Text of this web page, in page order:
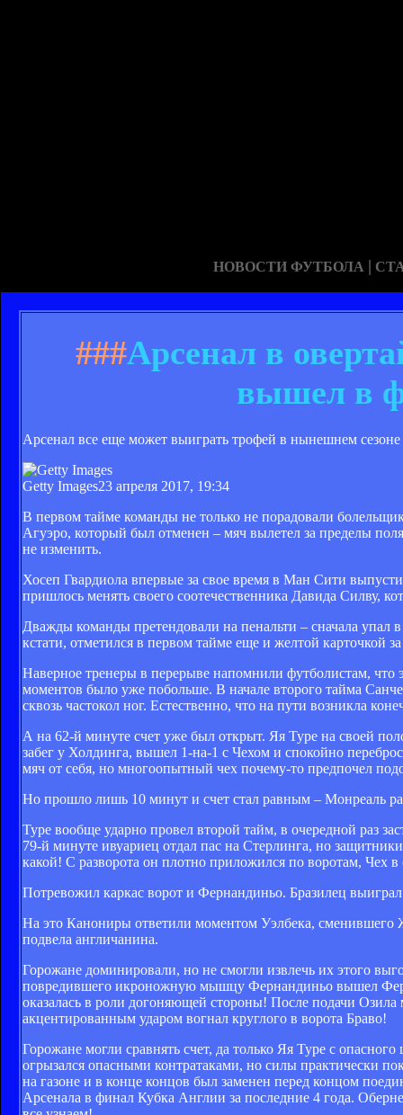
НОВОСТИ ФУТБОЛА |
###Арсенал в
вышел в
Арсенал все еще может выиграть трофей в нынешнем
Getty Images23 апреля 2017, 19:34
В первом тайме команды не только не порадовали
Агуэро, который был отменен – мяч вылетел за пределы
не изменить.
Хосеп Гвардиола впервые за свое время в Ман Сити
пришлось менять своего соотечественника Давида Силву,
Дважды команды претендовали на пенальти – сначала
кстати, отметился в первом тайме еще и желтой карточкой
Наверное тренеры в перерыве напомнили футболистам,
моментов было уже побольше. В начале второго тайма
сквозь частокол ног. Естественно, что на пути возникла
А на 62-й минуте счет уже был открыт. Яя Туре на своей
забег у Холдинга, вышел 1-на-1 с Чехом и спокойно
мяч от себя, но многоопытный чех почему-то предпочел
Но прошло лишь 10 минут и счет стал равным – Монреаль
Туре вообще ударно провел второй тайм, в очередной раз
79-й минуте ивуариец отдал пас на Стерлинга, но
какой! С разворота он плотно приложился по воротам, Чех
Потревожил каркас ворот и Фернандиньо. Бразилец
На это Канониры ответили моментом Уэлбека, сменившего
подвела англичанина.
Горожане доминировали, но не смогли извлечь их этого
повредившего икроножную мышцу Фернандиньо вышел
оказалась в роли догоняющей стороны! После подачи
акцентированным ударом вогнал круглого в ворота Браво!
Горожане могли сравнять счет, да только Яя Туре с
огрызался опасными контратаками, но силы практически
на газоне и в конце концов был заменен перед концом
Арсенала в финал Кубка Англии за последние 4 года.